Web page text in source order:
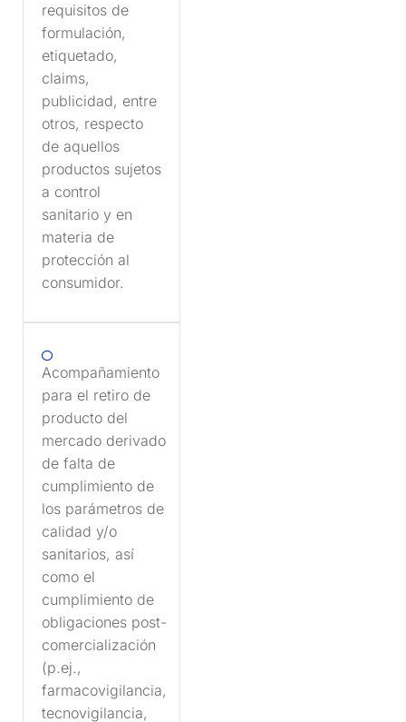
requisitos de
formulación,
etiquetado,
claims,
publicidad, entre
otros, respecto
de aquellos
productos sujetos
a control
sanitario y en
materia de
protección al
consumidor.
Acompañamiento
para el retiro de
producto del
mercado derivado
de falta de
cumplimiento de
los parámetros de
calidad y/o
sanitarios, así
como el
cumplimiento de
obligaciones post-
comercialización
(p.ej.,
farmacovigilancia,
tecnovigilancia,